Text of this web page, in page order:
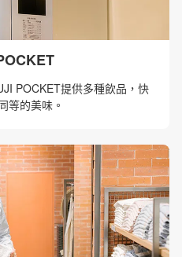
POCKET提供多種飲品，快
等的美味。